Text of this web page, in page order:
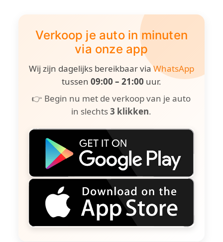
Verkoop je auto in minuten
via onze app
Wij zijn dagelijks bereikbaar viaWhatsApp
tussen 09:00 – 21:00 uur.
👉 Begin nu met de verkoop van je auto
in slechts3 klikken.